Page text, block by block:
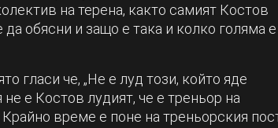
на терена, както самият Костов
обясни и защо е така и колко голяма е
гласи че, „Не е луд този, който яде
не е Костов лудият, че е треньор на
време е поне на треньорския